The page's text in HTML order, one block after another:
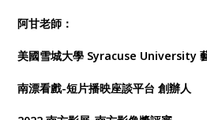
阿甘老師：
美國雪城大學 Syracuse University
南漂看戲-短片播映座談平台 創辦人